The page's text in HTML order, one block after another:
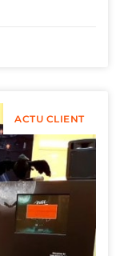
ACTU CLIENT